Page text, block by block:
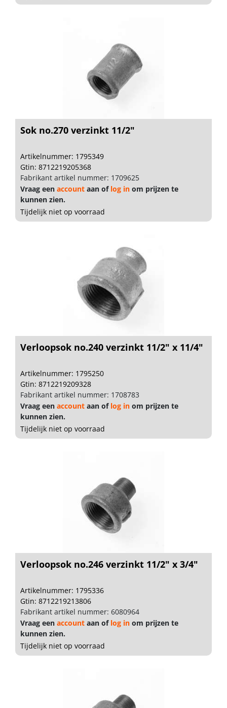
Sok no.270 verzinkt 11/2"
Artikelnummer: 1795349
Gtin: 8712219205368
Fabrikant artikel nummer: 1709625
Vraag een account aan of log in om prijzen te
kunnen zien.
Tijdelijk niet op voorraad
Verloopsok no.240 verzinkt 11/2" x 11/4"
Artikelnummer: 1795250
Gtin: 8712219209328
Fabrikant artikel nummer: 1708783
Vraag een account aan of log in om prijzen te
kunnen zien.
Tijdelijk niet op voorraad
Verloopsok no.246 verzinkt 11/2" x 3/4"
Artikelnummer: 1795336
Gtin: 8712219213806
Fabrikant artikel nummer: 6080964
Vraag een account aan of log in om prijzen te
kunnen zien.
Tijdelijk niet op voorraad